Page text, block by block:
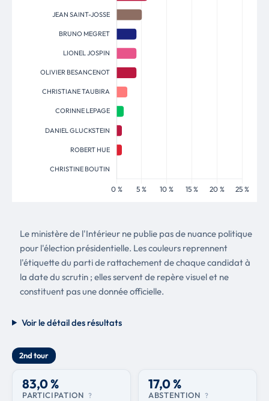
Le ministère de l'Intérieur ne publie pas de nuance politique
pour l'élection présidentielle. Les couleurs reprennent
l'étiquette du parti de rattachement de chaque candidat à
la date du scrutin ; elles servent de repère visuel et ne
constituent pas une donnée officielle.
Voir le détail des résultats
2nd tour
83,0 %
PARTICIPATION ?
17,0 %
ABSTENTION ?